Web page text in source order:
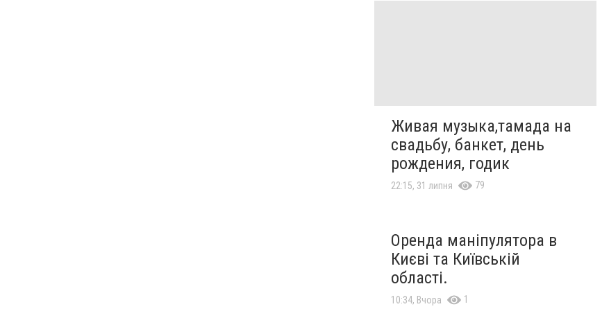
Живая музыка,тамада на
свадьбу, банкет, день
рождения, годик
22:15, 31 липня 79
Оренда маніпулятора в
Києві та Київській
області.
10:34, Вчора 1